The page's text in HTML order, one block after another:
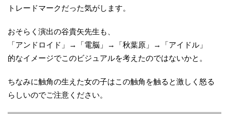
トレードマークだった気がします。
おそらく演出の谷貴矢先生も、
「アンドロイド」→「電脳」→「秋葉原」→「アイドル」
的なイメージでこのビジュアルを考えたのではないかと。
ちなみに触角の生えた女の子はこの触角を触ると激しく怒る
らしいのでご注意ください。